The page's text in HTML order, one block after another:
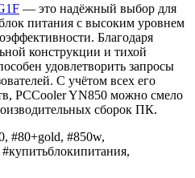
— это надёжный выбор для
питания с высоким уровнем
Благодаря
конструкции и тихой
удовлетворить запросы
С учётом всех его
PCCooler YN850 можно смело
сборок ПК.
#80+gold, #850w,